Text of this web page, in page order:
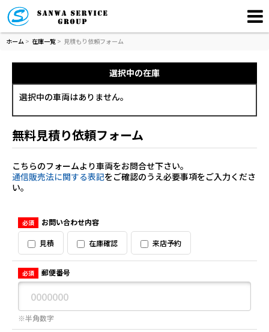
ホーム > 在庫一覧 > 見積もり依頼フォーム
選択中の在庫
選択中の車両はありません。
無料見積り依頼フォーム
こちらのフォームより車両をお問合せ下さい。
通信販売法に関する表記をご確認のうえ必要事項をご入力くださ
い。
必須 お問い合わせ内容
見積 在庫確認 来店予約
必須 郵便番号
※半角数字